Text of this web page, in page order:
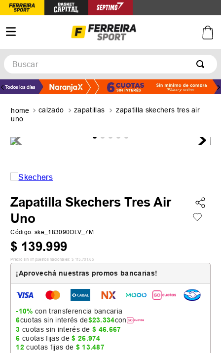
Buscar
calzado zapatillas
zapatilla skechers tres air
uno
Zapatilla Skechers Tres Air
Uno
Código: ske_183090OLV_7M
$ 139.999
Precio sin impuestos nacionales: $ 115 .701 ,65
¡Aprovechá nuestras promos bancarias!
-10% con transferencia bancaria
6cuotas sin interés de$23.334con
3 cuotas sin interés de$ 46.667
6 cuotas fijas de$ 26.974
12 cuotas fijas de $ 13.487
TÉRMINOS MÁS BUSCADOS
2.